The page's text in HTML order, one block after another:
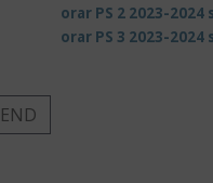
orar PS 2 2023-2024
orar PS 3 2023-2024
END